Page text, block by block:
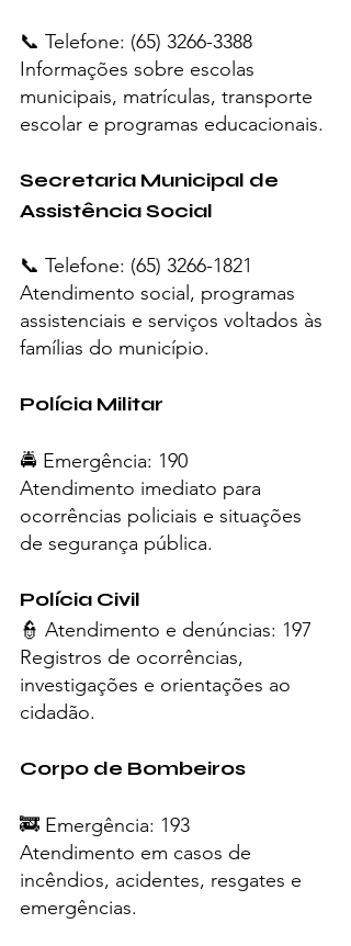
📞 Telefone: (65) 3266-3388
Informações sobre escolas
municipais, matrículas, transporte
escolar e programas educacionais.
Secretaria Municipal de
Assistência Social
📞 Telefone: (65) 3266-1821
Atendimento social, programas
assistenciais e serviços voltados às
famílias do município.
Polícia Militar
🚔 Emergência: 190
Atendimento imediato para
ocorrências policiais e situações
de segurança pública.
Polícia Civil
👮 Atendimento e denúncias: 197
Registros de ocorrências,
investigações e orientações ao
cidadão.
Corpo de Bombeiros
🚒 Emergência: 193
Atendimento em casos de
incêndios, acidentes, resgates e
emergências.